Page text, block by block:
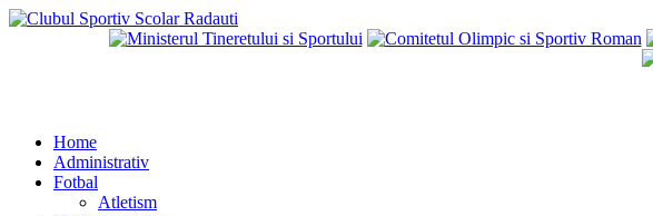
Home
Administrativ
Fotbal
Atletism